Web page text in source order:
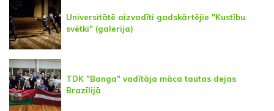
Universitātē aizvadīti gadskārtējie "Kustību
svētki" (galerija)
TDK "Banga" vadītāja māca tautas dejas
Brazīlijā